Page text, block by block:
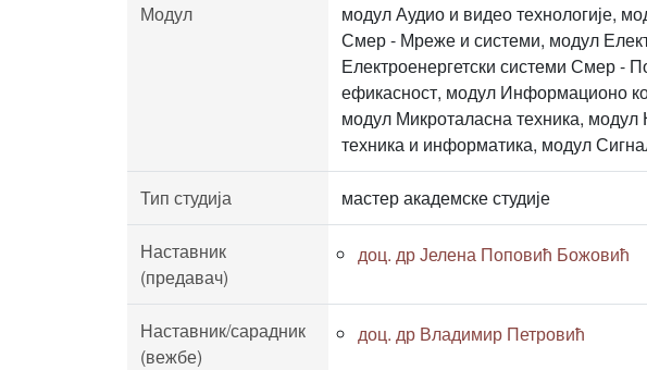
Модул
модул Аудио и видео технологије,
Смер - Мреже и системи, модул
Електроенергетски системи Смер -
ефикасност, модул Информационо
модул Микроталасна техника,
техника и информатика, модул
Тип студија мастер академске студије
Наставник
(предавач)
доц. др Јелена Поповић Божовић
Наставник/сарадник
(вежбе)
доц. др Владимир Петровић